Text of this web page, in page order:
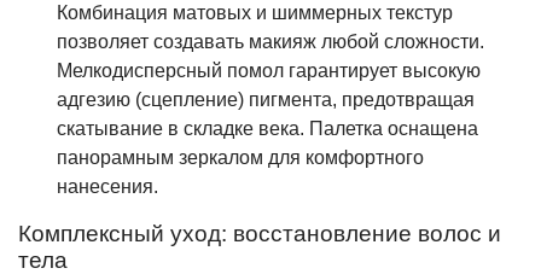
Комбинация матовых и шиммерных текстур
позволяет создавать макияж любой сложности.
Мелкодисперсный помол гарантирует высокую
адгезию (сцепление) пигмента, предотвращая
скатывание в складке века. Палетка оснащена
панорамным зеркалом для комфортного
нанесения.
Комплексный уход: восстановление волос и
тела